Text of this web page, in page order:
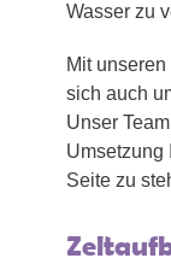
Wasser zu
Mit
sich auch
Unser
Umsetzung
Seite zu